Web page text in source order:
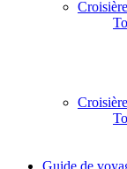
Guide de